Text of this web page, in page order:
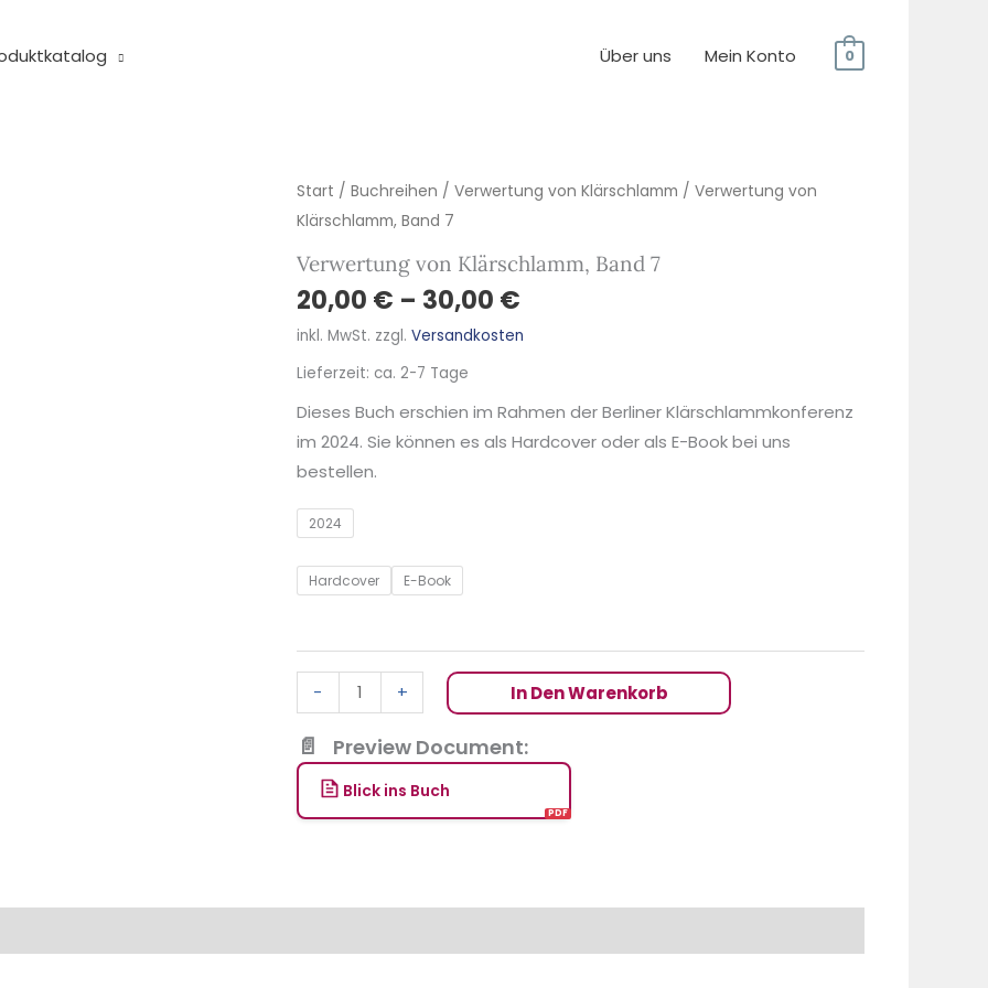
Über uns Mein Konto 0
Start / Buchreihen / Verwertung von Klärschlamm / Verwertung von
Klärschlamm, Band 7
Verwertung von Klärschlamm, Band 7
20,00 € – 30,00 €
inkl. MwSt. zzgl. Versandkosten
Lieferzeit: ca. 2-7 Tage
Dieses Buch erschien im Rahmen der Berliner Klärschlammkonferenz
im 2024. Sie können es als Hardcover oder als E-Book bei uns
bestellen.
2024
Hardcover E-Book
-
Verwertung
von
Band
7
Menge
+ In Den Warenkorb
Preview Document:
Blick ins Buch